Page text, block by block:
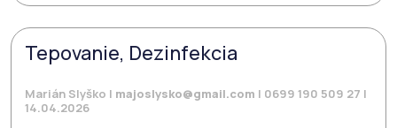
Tepovanie, Dezinfekcia
Marián Slyško | majoslysko@gmail.com | 0699 190 509 27 |
14.04.2026